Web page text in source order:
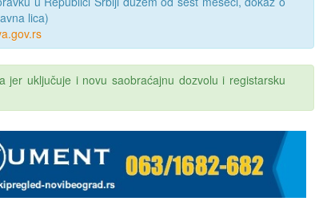
lica)
jer uključuje i novu saobraćajnu dozvolu i registarsku